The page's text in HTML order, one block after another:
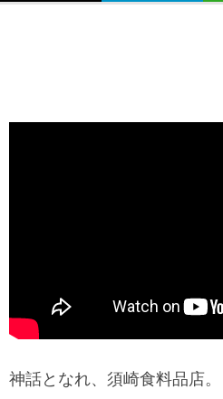
神話となれ、須崎食料品店。